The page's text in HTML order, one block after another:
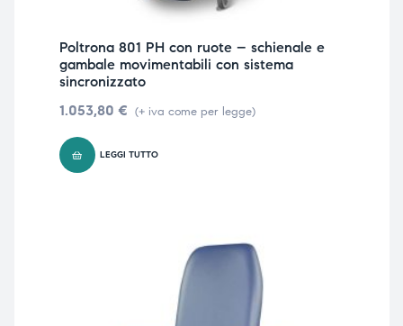
Poltrona 801 PH con ruote – schienale e
gambale movimentabili con sistema
sincronizzato
1.053,80 € (+ iva come per legge)
LEGGI TUTTO